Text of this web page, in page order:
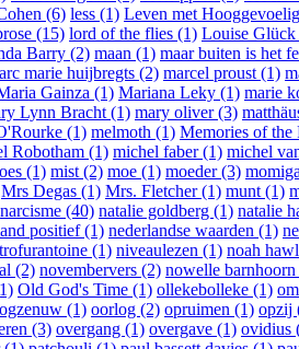
(6) less (1) Leven met
(15) lord of the flies (1) Louise Glück
Barry (2) maan (1) maar buiten is het
marie huijbregts (2) marcel proust (1)
Gainza (1) Mariana Leky (1) marie
Lynn Bracht (1) mary oliver (3)
(1) melmoth (1) Memories of the
Robotham (1) michel faber (1) michel
(1) mist (2) moe (1) moeder (3)
Mrs Degas (1) Mrs. Fletcher (1) munt (1)
narcisme (40) natalie goldberg (1) natalie
positief (1) nederlandse waarden (1)
(1) niveaulezen (1) noah
(2) novembervers (2) nowelle
Old God's Time (1) ollekebolleke (1)
(1) oorlog (2) opruimen (1) opzij
(3) overgang (1) overgave (1) ovidius